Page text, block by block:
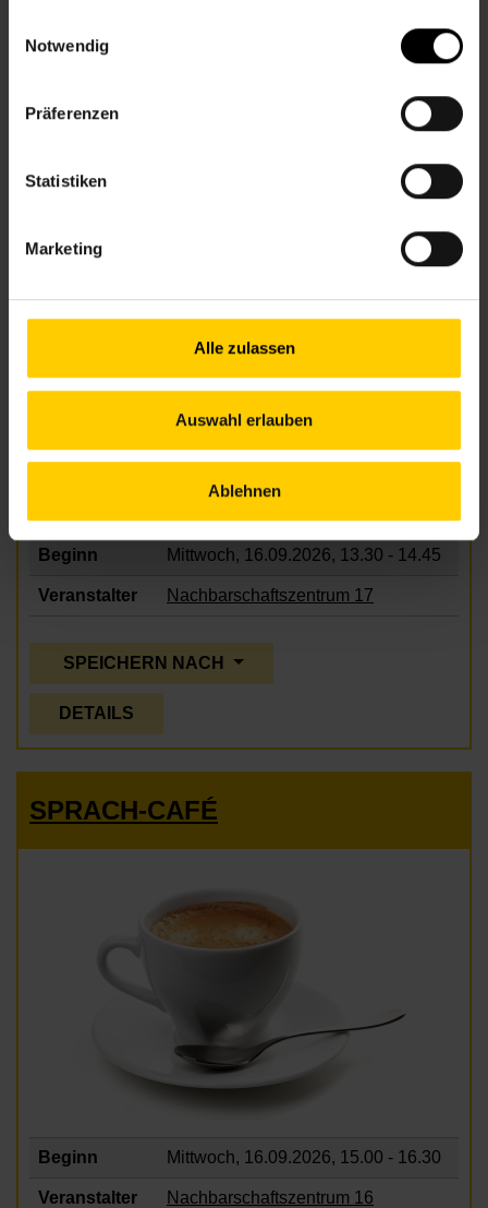
Notwendig
Präferenzen
Statistiken
Marketing
Alle zulassen
Auswahl erlauben
Ablehnen
ENGLISCH MIT
Beginn Mittwoch, 16.09.2026, 13.30 - 14.45
Veranstalter Nachbarschaftszentrum 17
SPEICHERN NACH
DETAILS
SPRACH-CAFÉ
Beginn Mittwoch, 16.09.2026, 15.00 - 16.30
Veranstalter Nachbarschaftszentrum 16